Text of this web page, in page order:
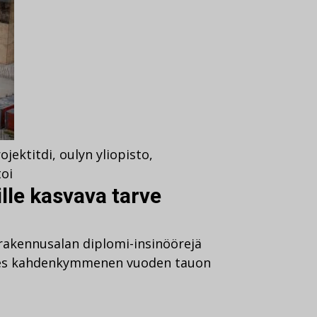
di, oulyn yliopisto,
kasvava tarve
diplomi-insinöörejä
kahdenkymmenen vuoden tauon